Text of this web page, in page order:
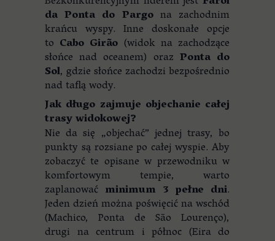
da Ponta do Pargona zachodnim
krańcu wyspy. Inne doskonałe opcje
to Cabo Girão (widok na zachodzące
słońce nad oceanem) oraz Ponta do
Sol, gdzie słońce zachodzi bezpośrednio
nad taflą wody.
Jak długo zajmuje objechanie całej
trasy widokowej?
Nie da się „objechać” jednej trasy, bo
punkty są rozsiane po całej wyspie. Aby
zobaczyć te opisane w przewodniku w
komfortowym tempie, warto
zaplanować minimum 3 pełne dni.
Jeden dzień można poświęcić na wschód
(Machico, Ponta de São Lourenço),
drugi na centrum i północ (Eira do